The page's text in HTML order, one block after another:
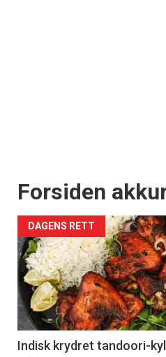
Forsiden
DAGENS RETT
Indisk krydret tandoori-